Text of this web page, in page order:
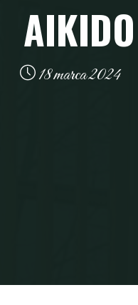
AIKIDO
18 marca 2024